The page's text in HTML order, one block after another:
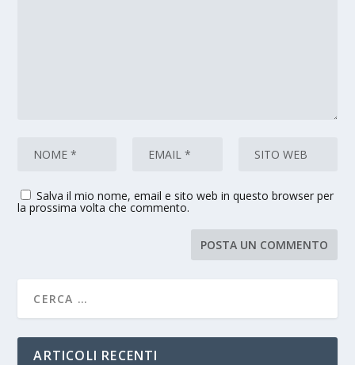
Salva il mio nome, email e sito web in questo browser per
la prossima volta che commento.
ARTICOLI RECENTI